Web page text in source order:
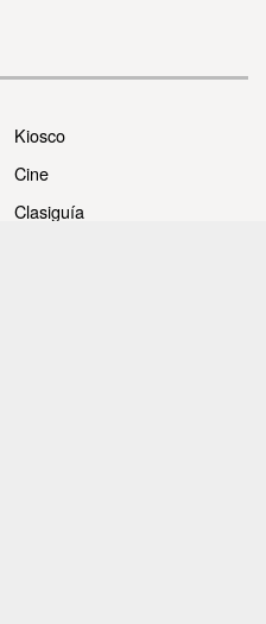
Kiosco
Cine
Clasiguía